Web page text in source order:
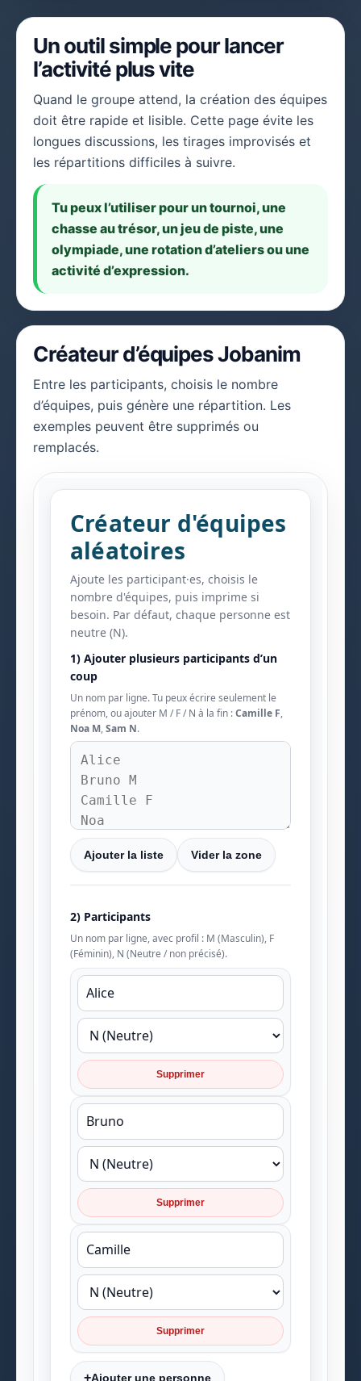
Un outil simple pour lancer
l’activité plus vite
Quand le groupe attend, la création des équipes
doit être rapide et lisible. Cette page évite les
longues discussions, les tirages improvisés et
les répartitions difficiles à suivre.
Tu peux l’utiliser pour un tournoi, une
chasse au trésor, un jeu de piste, une
olympiade, une rotation d’ateliers ou une
activité d’expression.
Créateur d’équipes Jobanim
Entre les participants, choisis le nombre
d’équipes, puis génère une répartition. Les
exemples peuvent être supprimés ou
remplacés.
Créateur d'équipes
aléatoires
Ajoute les participant·es, choisis le
nombre d'équipes, puis imprime si
besoin. Par défaut, chaque personne est
neutre (N).
1) Ajouter plusieurs participants d’un
coup
Un nom par ligne. Tu peux écrire seulement le
prénom, ou ajouter M / F / N à la fin :Camille F,
Noa M,Sam N.
Ajouter la liste Vider la zone
2) Participants
Un nom par ligne, avec profil : M (Masculin), F
(Féminin), N (Neutre / non précisé).
Supprimer
Supprimer
Supprimer
+Ajouter une personne